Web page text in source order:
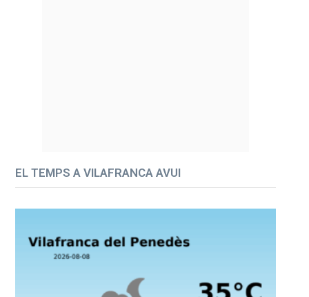
EL TEMPS A VILAFRANCA AVUI